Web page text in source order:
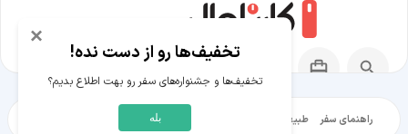
راهنمای سفر طبیعت‌گردی شهرگردی
×
تخفیف‌ها رو از دست نده!
تخفیف‌ها و جشنواره‌های سفر رو بهت اطلاع بدیم؟
بله